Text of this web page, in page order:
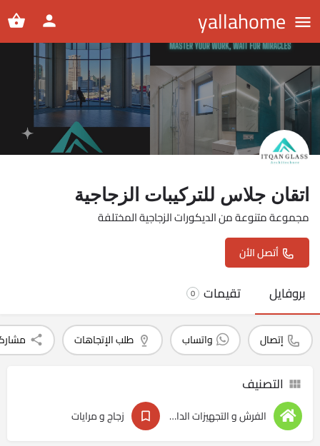
yallahome
اتقان جلاس للتركيبات الزجاجية
مجموعة متنوعة من الديكورات الزجاجية المختلفة
أتصل الأن
بروفايل تقيمات 0
إتصال واتساب طلب الإتجاهات
التصنيف
الفرش و التجهيزات الداخليه زجاج و مرايات